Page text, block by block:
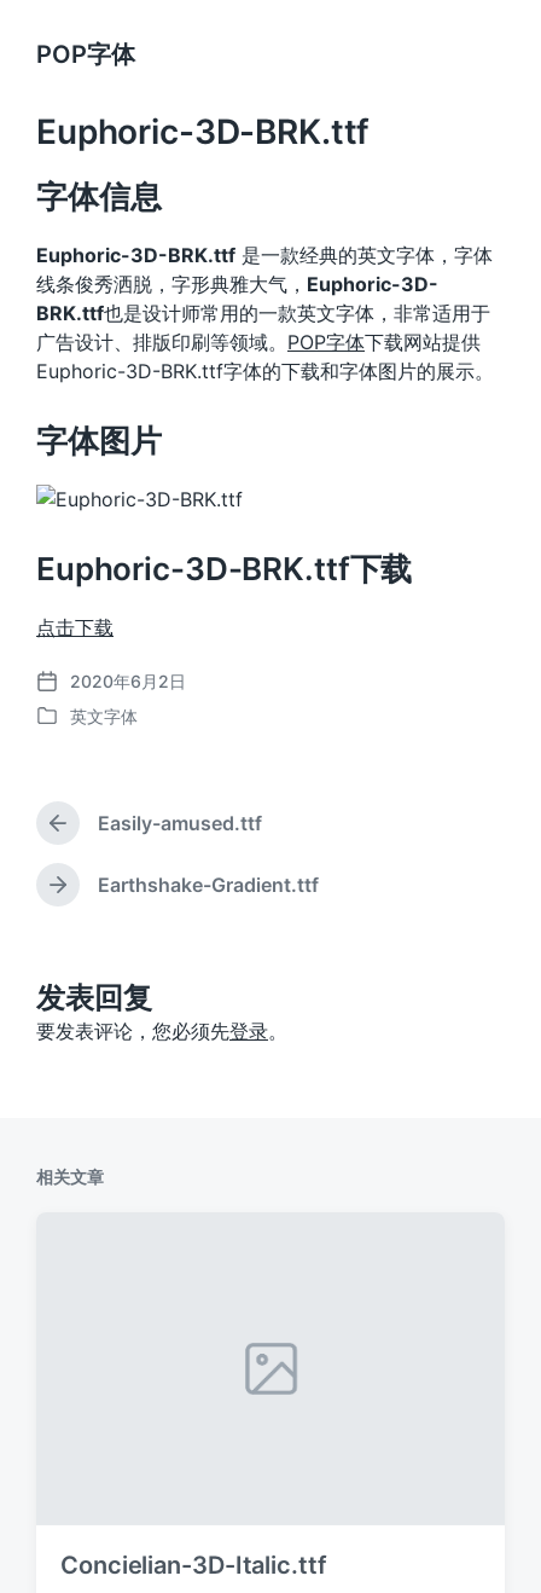
POP字体
Euphoric-3D-BRK.ttf
字体信息
Euphoric-3D-BRK.ttf 是一款经典的英文字体，字体
线条俊秀洒脱，字形典雅大气， Euphoric-3D-
BRK.ttf也是设计师常用的一款英文字体，非常适用于
广告设计、排版印刷等领域。 POP字体下载网站提供
Euphoric-3D-BRK.ttf字体的下载和字体图片的展示。
字体图片
Euphoric-3D-BRK.ttf下载
点击下载
发
布
2020年6月2日
发
英文字体
上
篇
文
章
Easily-amused.ttf
下
：
Earthshake-Gradient.ttf
发表回复
要发表评论，您必须先登录。
相关文章
Concielian-3D-Italic.ttf